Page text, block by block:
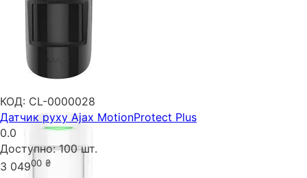
КОД: CL-0000028
Датчик руху Ajax MotionProtect Plus
0.0
Доступно: 100 шт.
3 04900 ₴